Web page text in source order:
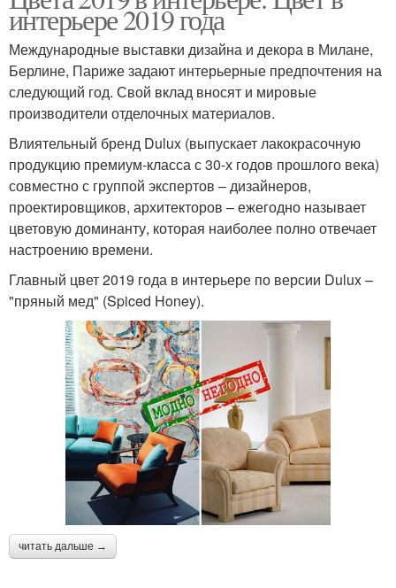
интерьере 2019 года
Международные выставки дизайна и декора в Милане,
Берлине, Париже задают интерьерные предпочтения на
следующий год. Свой вклад вносят и мировые
производители отделочных материалов.
Влиятельный бренд Dulux (выпускает лакокрасочную
продукцию премиум-класса с 30-х годов прошлого века)
совместно с группой экспертов – дизайнеров,
проектировщиков, архитекторов – ежегодно называет
цветовую доминанту, которая наиболее полно отвечает
настроению времени.
Главный цвет 2019 года в интерьере по версии Dulux –
"пряный мед" (Spiced Honey).
читать дальше →